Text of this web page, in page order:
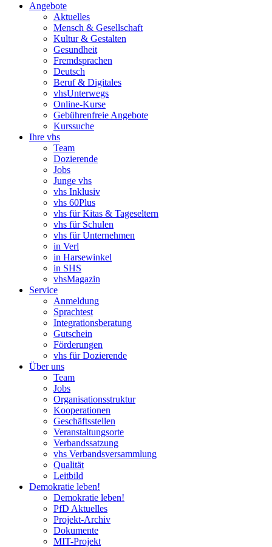
Angebote
Aktuelles
Mensch & Gesellschaft
Kultur & Gestalten
Gesundheit
Fremdsprachen
Deutsch
Beruf & Digitales
vhsUnterwegs
Online-Kurse
Gebührenfreie Angebote
Kurssuche
Ihre vhs
Team
Dozierende
Jobs
Junge vhs
vhs Inklusiv
vhs 60Plus
vhs für Kitas & Tageseltern
vhs für Schulen
vhs für Unternehmen
in Verl
in Harsewinkel
in SHS
vhsMagazin
Service
Anmeldung
Sprachtest
Integrationsberatung
Gutschein
Förderungen
vhs für Dozierende
Über uns
Team
Jobs
Organisationsstruktur
Kooperationen
Geschäftsstellen
Veranstaltungsorte
Verbandssatzung
vhs Verbandsversammlung
Qualität
Leitbild
Demokratie leben!
Demokratie leben!
PfD Aktuelles
Projekt-Archiv
Dokumente
MIT-Projekt